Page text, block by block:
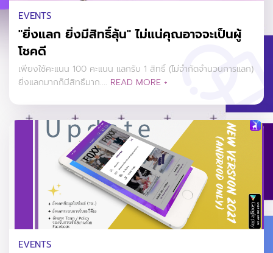
EVENTS
"ยิ่งแลก ยิ่งมีสิทธิ์ลุ้น" ไม่แน่คุณอาจจะเป็นผู้
โชคดี
เพียงใช้คะแนน 100 คะแนน แลกรับ 1 สิทธิ์ (ไม่จำกัดจำนวนการแลก)
ยิ่งแลกมากก็มีสิทธิ์มาก.... READ MORE +
EVENTS